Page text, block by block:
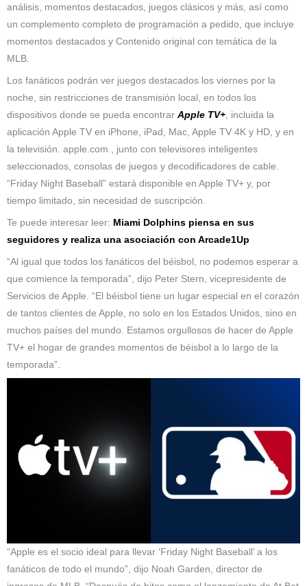
análisis, momentos destacados, juegos clásicos y más, así como
un complemento completo de programación a pedido, que incluye
momentos destacados y Contenido original con temática de la
MLB.
Los fanáticos podrán ver juegos destacados los viernes por la
noche, sin restricciones de transmisión local, en todos los
dispositivos donde se pueda encontrar Apple TV+, incluida la
aplicación Apple TV en iPhone, iPad, Mac, Apple TV 4K y HD, y en
la televisión. apple.com , junto con televisores inteligentes
seleccionados, consolas de juegos y decodificadores de cable.
“Friday Night Baseball” estará disponible en Apple TV+ y, por
tiempo limitado, sin necesidad de suscripción.
Te puede interesar leer: Miami Dolphins piensa en sus
seguidores y realiza una asociación con Arcade1Up
“Al igual que todos los fanáticos del béisbol, no podemos esperar a
que comience la temporada”, dijo Peter Stern, vicepresidente de
Servicios de Apple. “El béisbol tiene un lugar especial en el corazón
de tantos clientes de Apple, no solo en los Estados Unidos, sino en
muchos países del mundo. Estamos orgullosos de hacer de Apple
TV+ el hogar de grandes momentos de béisbol a lo largo de la
temporada”.
“Apple es el socio ideal para llevar ‘Friday Night Baseball’ a los
fanáticos de todo el mundo”, dijo Noah Garden, director de